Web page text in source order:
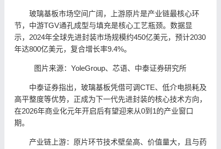
玻璃基板市场空间广阔，上游原片是产业链最核心环
节，中游TGV通孔成型与填充是核心工艺瓶颈。数据显
示，2024年全球先进封装市场规模约450亿美元，预计2030
年达800亿美元，复合增长率9.4%。
图片来源：YoleGroup、芯语、 中泰证券研究所
中泰证券指出，玻璃基板凭借可调CTE、低介电损耗及
高平整度等优势，正成为下一代先进封装的核心技术方向，
在2026年商业化元年开启后有望迎来从0到1的产业窗口
期。
产业链上游：原片环节技术壁垒高、价值量大，且与药